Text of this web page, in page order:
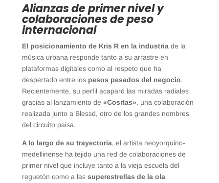
Alianzas de primer nivel y
colaboraciones de peso
internacional
El posicionamiento de Kris R en la industria de la
música urbana responde tanto a su arrastre en
plataformas digitales como al respeto que ha
despertado entre los pesos pesados del negocio.
Recientemente, su perfil acaparó las miradas radiales
gracias al lanzamiento de «Cositas», una colaboración
realizada junto a Blessd, otro de los grandes nombres
del circuito paisa.
A lo largo de su trayectoria, el artista neoyorquino-
medellinense ha tejido una red de colaboraciones de
primer nivel que incluye tanto a la vieja escuela del
reguetón como a las superestrellas de la ola